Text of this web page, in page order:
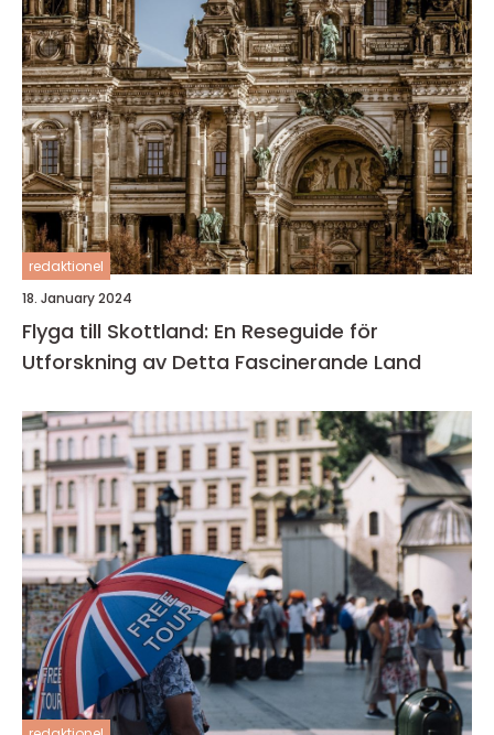
redaktionel
18. January 2024
Flyga till Skottland: En Reseguide för
Utforskning av Detta Fascinerande Land